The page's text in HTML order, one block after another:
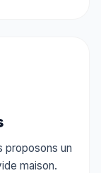
proposons un
maison.